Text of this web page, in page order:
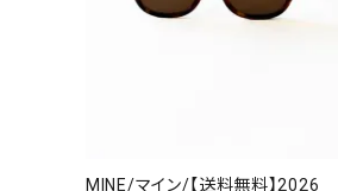
MINE/マイン/【送料無料】2026